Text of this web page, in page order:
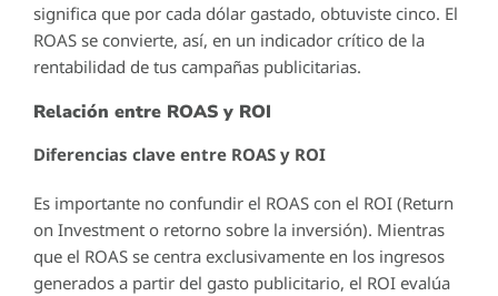
significa que por cada dólar gastado, obtuviste cinco. El
ROAS se convierte, así, en un indicador crítico de la
rentabilidad de tus campañas publicitarias.
Relación entre ROAS y ROI
Diferencias clave entre ROAS y ROI
Es importante no confundir el ROAS con el ROI (Return
on Investment o retorno sobre la inversión). Mientras
que el ROAS se centra exclusivamente en los ingresos
generados a partir del gasto publicitario, el ROI evalúa